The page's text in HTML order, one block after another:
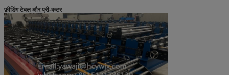
फ़ीडिंग टेबल और प्री-कटर